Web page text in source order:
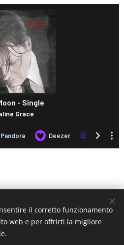
il corretto funzionamento
web e per offrirti la migliore